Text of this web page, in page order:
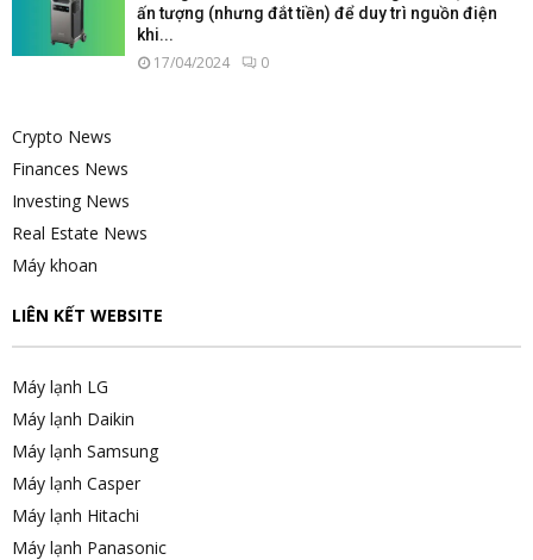
ấn tượng (nhưng đắt tiền) để duy trì nguồn điện
khi...
17/04/2024 0
Crypto News
Finances News
Investing News
Real Estate News
Máy khoan
LIÊN KẾT WEBSITE
Máy lạnh LG
Máy lạnh Daikin
Máy lạnh Samsung
Máy lạnh Casper
Máy lạnh Hitachi
Máy lạnh Panasonic